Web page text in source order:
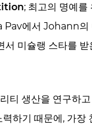
; 최고의 명예를
Pav에서 Johann의
미슐랭 스타를
티 생산을 연구하
하기 때문에, 가장